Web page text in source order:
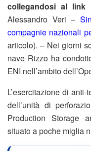
collegandosi al link
Alessandro Veri –
compagnie nazionali
articolo). – Nei giorni
nave Rizzo ha
ENI nell’ambito
L’esercitazione di
dell’unità di
Production Storage
situato a poche miglia